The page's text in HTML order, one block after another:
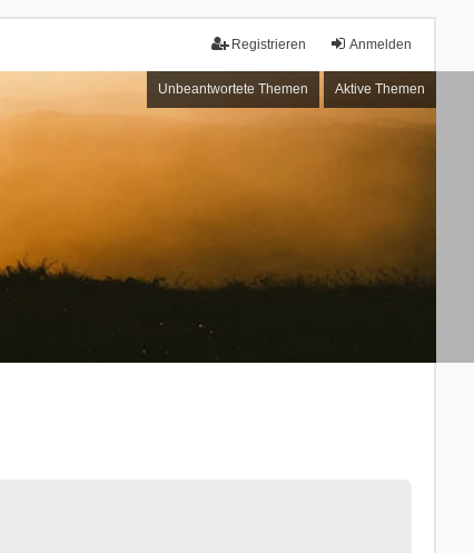
Anmelden
Registrieren
Unbeantwortete Themen Aktive Themen